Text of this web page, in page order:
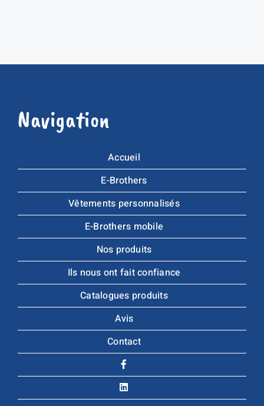
Navigation
Accueil
E-Brothers
Vêtements personnalisés
E-Brothers mobile
Nos produits
Ils nous ont fait confiance
Catalogues produits
Avis
Contact